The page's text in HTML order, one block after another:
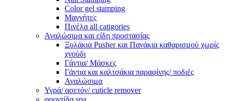
Color gel stamping
Μαγνήτες
Πινέλα all catigories
Αναλώσιμα και είδη προστασίας
Ξυλάκια Pusher και Πανάκια καθαρισμού χωρίς
χνούδι
Γάντια/ Μάσκες
Γάντια και καλτσάκια παραφίνης/ ποδιές
Αναλώσιμα
Υγρά/ ασετόν/ cuticle remover
φροντίδα spa